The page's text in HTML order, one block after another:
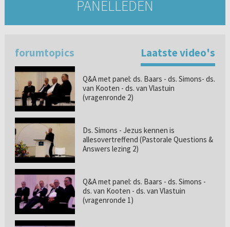
PANELLEDEN
forumtopics Laatste video's
Q&A met panel: ds. Baars - ds. Simons- ds.
van Kooten - ds. van Vlastuin
(vragenronde 2)
Ds. Simons - Jezus kennen is
allesovertreffend (Pastorale Questions &
Answers lezing 2)
Q&A met panel: ds. Baars - ds. Simons -
ds. van Kooten - ds. van Vlastuin
(vragenronde 1)